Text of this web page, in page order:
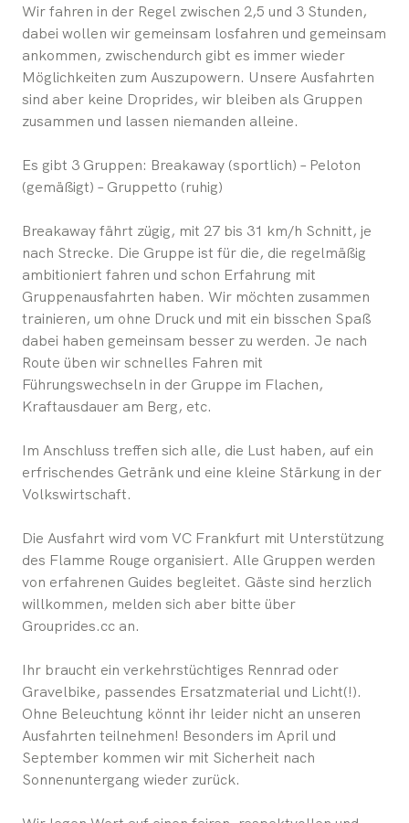
Wir fahren in der Regel zwischen 2,5 und 3 Stunden,
dabei wollen wir gemeinsam losfahren und gemeinsam
ankommen, zwischendurch gibt es immer wieder
Möglichkeiten zum Auszupowern. Unsere Ausfahrten
sind aber keine Droprides, wir bleiben als Gruppen
zusammen und lassen niemanden alleine.
Es gibt 3 Gruppen: Breakaway (sportlich) – Peloton
(gemäßigt) – Gruppetto (ruhig)
Breakaway fährt zügig, mit 27 bis 31 km/h Schnitt, je
nach Strecke. Die Gruppe ist für die, die regelmäßig
ambitioniert fahren und schon Erfahrung mit
Gruppenausfahrten haben. Wir möchten zusammen
trainieren, um ohne Druck und mit ein bisschen Spaß
dabei haben gemeinsam besser zu werden. Je nach
Route üben wir schnelles Fahren mit
Führungswechseln in der Gruppe im Flachen,
Kraftausdauer am Berg, etc.
Im Anschluss treffen sich alle, die Lust haben, auf ein
erfrischendes Getränk und eine kleine Stärkung in der
Volkswirtschaft.
Die Ausfahrt wird vom VC Frankfurt mit Unterstützung
des Flamme Rouge organisiert. Alle Gruppen werden
von erfahrenen Guides begleitet. Gäste sind herzlich
willkommen, melden sich aber bitte über
Grouprides.cc an.
Ihr braucht ein verkehrstüchtiges Rennrad oder
Gravelbike, passendes Ersatzmaterial und Licht(!).
Ohne Beleuchtung könnt ihr leider nicht an unseren
Ausfahrten teilnehmen! Besonders im April und
September kommen wir mit Sicherheit nach
Sonnenuntergang wieder zurück.